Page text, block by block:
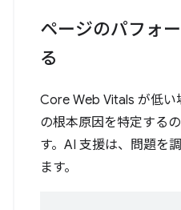
ページのパフォ
る
Core Web Vitals が低
の根本原因を特定する
す。AI 支援は、問題を
ます。